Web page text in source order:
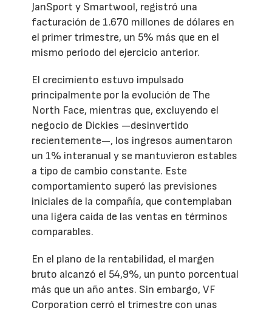
JanSport y Smartwool, registró una
facturación de 1.670 millones de dólares en
el primer trimestre, un 5% más que en el
mismo periodo del ejercicio anterior.
El crecimiento estuvo impulsado
principalmente por la evolución de The
North Face, mientras que, excluyendo el
negocio de Dickies —desinvertido
recientemente—, los ingresos aumentaron
un 1% interanual y se mantuvieron estables
a tipo de cambio constante. Este
comportamiento superó las previsiones
iniciales de la compañía, que contemplaban
una ligera caída de las ventas en términos
comparables.
En el plano de la rentabilidad, el margen
bruto alcanzó el 54,9%, un punto porcentual
más que un año antes. Sin embargo, VF
Corporation cerró el trimestre con unas